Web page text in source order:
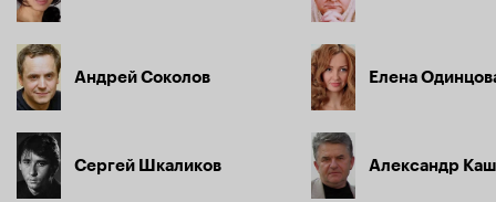
Андрей Соколов
Сергей Шкаликов
Елена
Александр